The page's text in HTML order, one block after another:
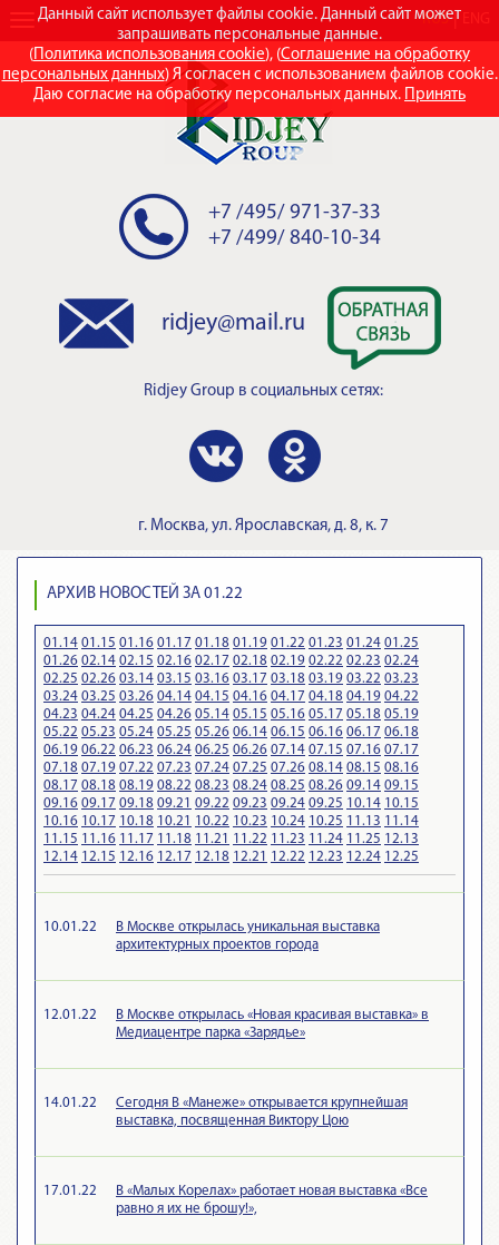
Данный сайт использует файлы cookie. Данный сайт может
запрашивать персональные данные.
(Политика использования cookie), (Соглашение на обработку
персональных данных) Я согласен с использованием файлов cookie.
Даю согласие на обработку персональных данных. Принять
RUS
+7 /495/ 971-37-33
+7 /499/ 840-10-34
ridjey@mail.ru
Ridjey Group в социальных сетях:
г. Москва, ул. Ярославская, д. 8, к. 7
АРХИВ НОВОСТЕЙ ЗА 01.22
01.14 01.15 01.16 01.17 01.18 01.19 01.22 01.23 01.24 01.25
01.26 02.14 02.15 02.16 02.17 02.18 02.19 02.22 02.23 02.24
02.25 02.26 03.14 03.15 03.16 03.17 03.18 03.19 03.22 03.23
03.24 03.25 03.26 04.14 04.15 04.16 04.17 04.18 04.19 04.22
04.23 04.24 04.25 04.26 05.14 05.15 05.16 05.17 05.18 05.19
05.22 05.23 05.24 05.25 05.26 06.14 06.15 06.16 06.17 06.18
06.19 06.22 06.23 06.24 06.25 06.26 07.14 07.15 07.16 07.17
07.18 07.19 07.22 07.23 07.24 07.25 07.26 08.14 08.15 08.16
08.17 08.18 08.19 08.22 08.23 08.24 08.25 08.26 09.14 09.15
09.16 09.17 09.18 09.21 09.22 09.23 09.24 09.25 10.14 10.15
10.16 10.17 10.18 10.21 10.22 10.23 10.24 10.25 11.13 11.14
11.15 11.16 11.17 11.18 11.21 11.22 11.23 11.24 11.25 12.13
12.14 12.15 12.16 12.17 12.18 12.21 12.22 12.23 12.24 12.25
10.01.22
В Москве открылась уникальная выставка
архитектурных проектов города
12.01.22
В Москве открылась «Новая красивая выставка» в
Медиацентре парка «Зарядье»
14.01.22
Сегодня В «Манеже» открывается крупнейшая
выставка, посвященная Виктору Цою
17.01.22
В «Малых Корелах» работает новая выставка «Все
равно я их не брошу!»,